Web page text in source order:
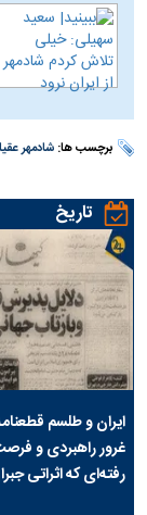
برچسب ها:شادمهر
تاریخ
غرور راهبردی و
رفته‌ای که اثراتی